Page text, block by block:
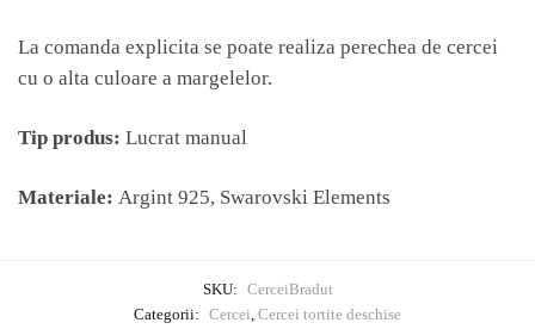
La comanda explicita se poate realiza perechea de cercei
cu o alta culoare a margelelor.
Tip produs: Lucrat manual
Materiale: Argint 925, Swarovski Elements
SKU: CerceiBradut
Categorii: Cercei Cercei tortite deschise